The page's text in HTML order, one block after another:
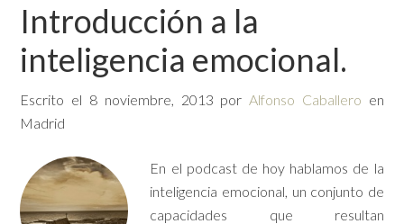
Introducción a la
inteligencia emocional.
Escrito el 8 noviembre, 2013 porAlfonso Caballero en
Madrid
En el podcast de hoy hablamos de la
inteligencia emocional, un conjunto de
capacidades que resultan